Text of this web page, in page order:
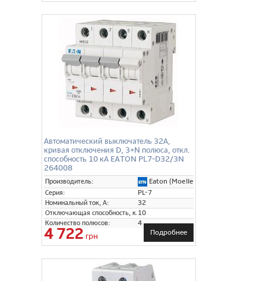
Автоматический выключатель 32А,
кривая отключения D, 3+N полюса, откл.
способность 10 кА EATON PL7-D32/3N
264008
Производитель:
Eaton (Moeller)
Серия:
PL-7
Номинальный ток, А:
32
Отключающая способность, кА:10
Количество полюсов:
4
4 722 грн Подробнее